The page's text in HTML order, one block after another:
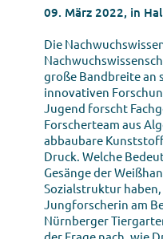
09. März 2022, in
Die
große Bandbreite an
innovativen
Jugend forscht
Forscherteam aus
abbaubare
Druck. Welche
Gesänge der
Sozialstruktur
Jungforscherin am
Nürnberger